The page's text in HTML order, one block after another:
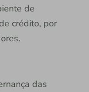
de
crédito, por
das